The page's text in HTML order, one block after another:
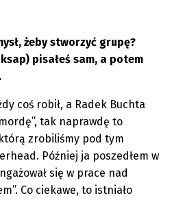
żeby stworzyć grupę?
pisałeś sam, a potem
coś robił, a Radek Buchta
tak naprawdę to
zrobiliśmy pod tym
Później ja poszedłem w
się w prace nad
Co ciekawe, to istniało